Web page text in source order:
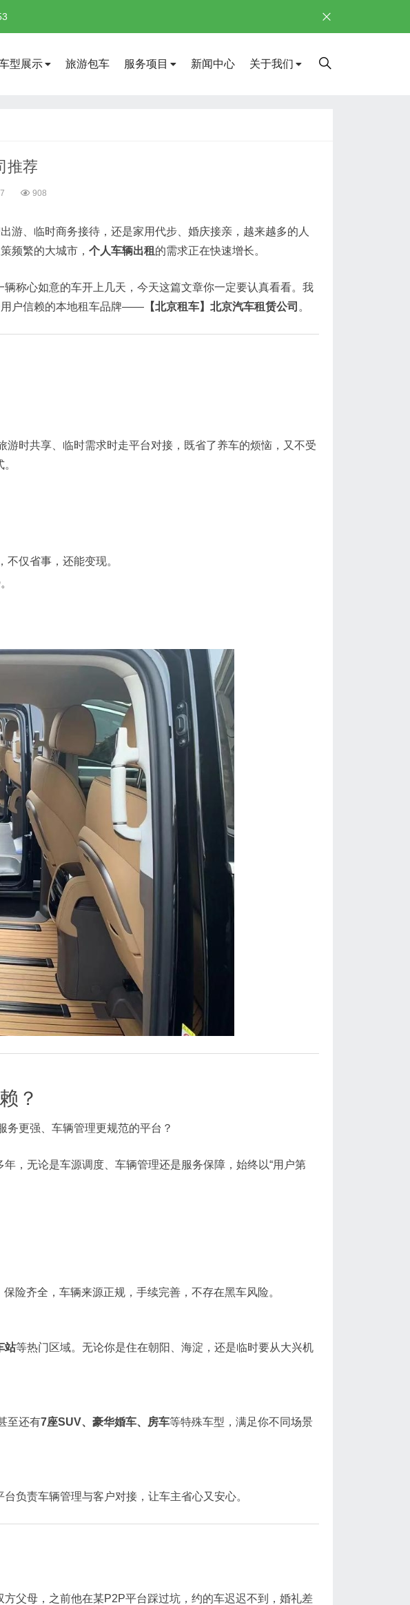
型展示 旅游包车 服务项目 新闻中心 关于我们
推荐
908
游、临时商务接待，还是家用代步、婚庆接亲，越来越多的人
频繁的大城市， 个人车辆出租 的需求正在快速增长。
称心如意的车开上几天，今天这篇文章你一定要认真看看。我
用户信赖的本地租车品牌—— 【北京租车】北京汽车租赁公司 。
时共享、临时需求时走平台对接，既省了养车的烦恼，又不受
仅省事，还能变现。
？
务更强、车辆管理更规范的平台？
，无论是车源调度、车辆管理还是服务保障，始终以“用户第
险齐全，车辆来源正规，手续完善，不存在黑车风险。
站等热门区域。无论你是住在朝阳、海淀，还是临时要从大兴机
至还有7座SUV、豪华婚车、房车等特殊车型，满足你不同场景
负责车辆管理与客户对接，让车主省心又安心。
父母，之前他在某P2P平台踩过坑，约的车迟迟不到，婚礼差